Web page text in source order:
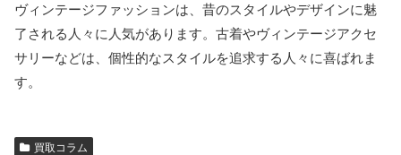
ヴィンテージファッションは、昔のスタイルやデザインに魅
了される人々に人気があります。古着やヴィンテージアクセ
サリーなどは、個性的なスタイルを追求する人々に喜ばれま
す。
買取コラム